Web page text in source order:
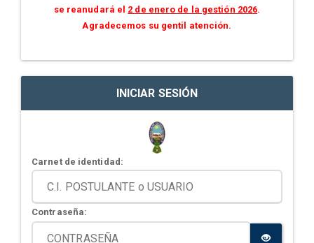
se reanudará el 2 de enero de la gestión 2026.
Agradecemos su gentil atención.
INICIAR SESIÓN
Carnet de identidad:
Contraseña: